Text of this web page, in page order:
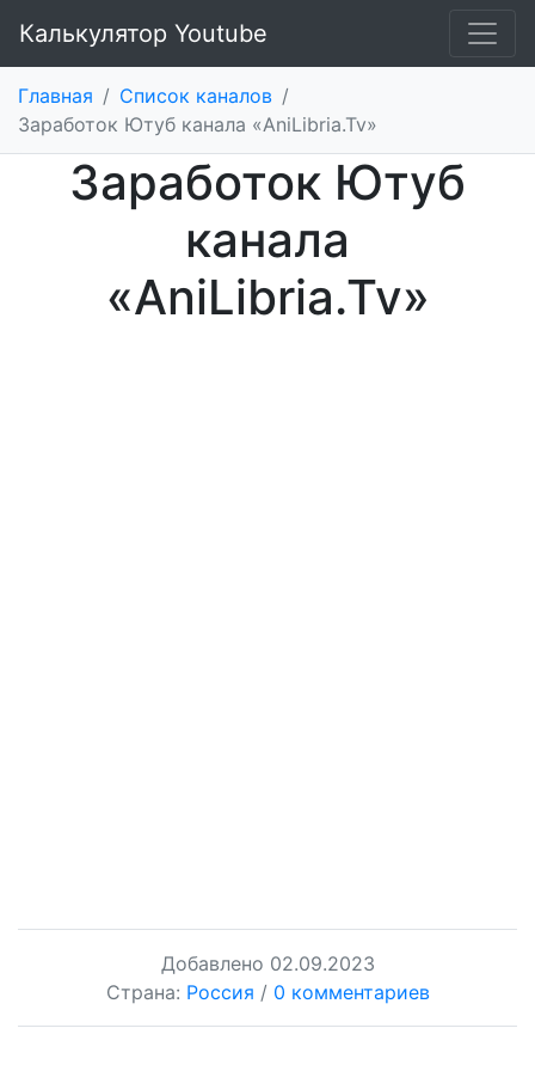
Калькулятор Youtube
Главная / Список каналов /
Заработок Ютуб канала «AniLibria.Tv»
Заработок Ютуб
канала
«AniLibria.Tv»
Добавлено 02.09.2023
Страна: Россия / 0 комментариев